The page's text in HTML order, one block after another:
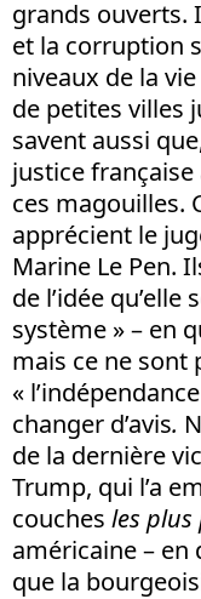
grands ouverts.
et la corruption
niveaux de la
de petites villes
savent aussi
justice
ces magouilles.
apprécient le
Marine Le Pen.
de l’idée
système » – en
mais ce ne sont
«
changer d’avis.
de la dernière
Trump, qui l’a
couches les plus
américaine –
que la